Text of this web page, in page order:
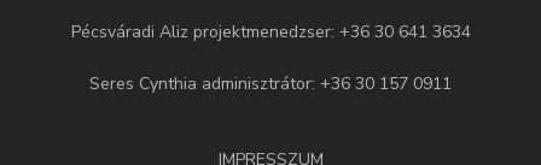
Pécsváradi Aliz projektmenedzser: +36 30 641 3634
Seres Cynthia adminisztrátor: +36 30 157 0911
IMPRESSZUM